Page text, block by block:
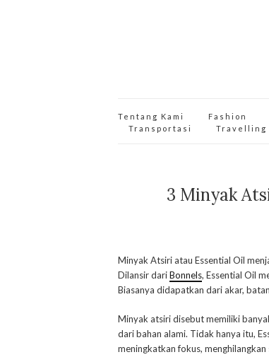
Tentang Kami Fashion
Transportasi
Travelling
3 Minyak
Minyak Atsiri atau Essential Oil
Dilansir dariBonnels, Essential Oil
Biasanya didapatkan dari akar,
Minyak atsiri disebut memiliki
dari bahan alami. Tidak hanya itu,
meningkatkan fokus,